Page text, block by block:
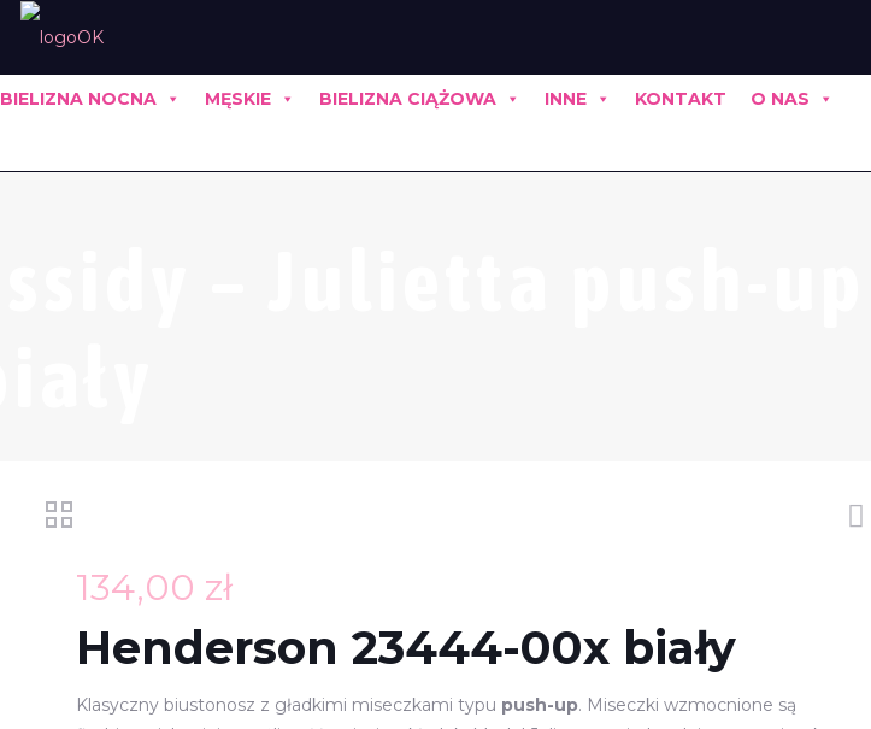
BIELIZNA NOCNA MĘSKIE BIELIZNA CIĄŻOWA INNE KONTAKT O NAS
134,00 zł
Henderson 23444-00x biały
Klasyczny biustonosz z gładkimi miseczkami typu push-up. Miseczki wzmocnione są